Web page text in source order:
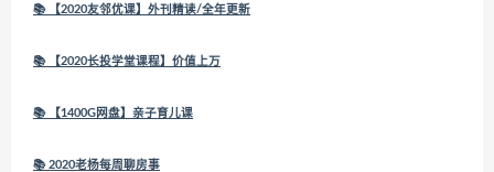
📚 【2020友邻优课】外刊精读/全年更新
📚 【2020长投学堂课程】价值上万
📚 【1400G网盘】亲子育儿课
📚 2020老杨每周聊房事